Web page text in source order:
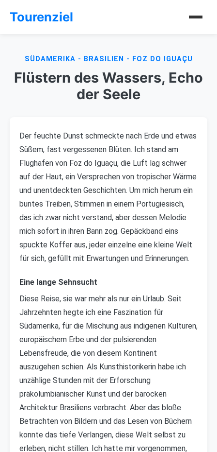
Tourenziel
SÜDAMERIKA - BRASILIEN - FOZ DO IGUAÇU
Flüstern des Wassers, Echo
der Seele
Der feuchte Dunst schmeckte nach Erde und etwas
Süßem, fast vergessenen Blüten. Ich stand am
Flughafen von Foz do Iguaçu, die Luft lag schwer
auf der Haut, ein Versprechen von tropischer Wärme
und unentdeckten Geschichten. Um mich herum ein
buntes Treiben, Stimmen in einem Portugiesisch,
das ich zwar nicht verstand, aber dessen Melodie
mich sofort in ihren Bann zog. Gepäckband eins
spuckte Koffer aus, jeder einzelne eine kleine Welt
für sich, gefüllt mit Erwartungen und Erinnerungen.
Eine lange Sehnsucht
Diese Reise, sie war mehr als nur ein Urlaub. Seit
Jahrzehnten hegte ich eine Faszination für
Südamerika, für die Mischung aus indigenen Kulturen,
europäischem Erbe und der pulsierenden
Lebensfreude, die von diesem Kontinent
auszugehen schien. Als Kunsthistorikerin habe ich
unzählige Stunden mit der Erforschung
präkolumbianischer Kunst und der barocken
Architektur Brasiliens verbracht. Aber das bloße
Betrachten von Bildern und das Lesen von Büchern
konnte das tiefe Verlangen, diese Welt selbst zu
erleben, nicht stillen. Ich hatte mir vorgenommen,